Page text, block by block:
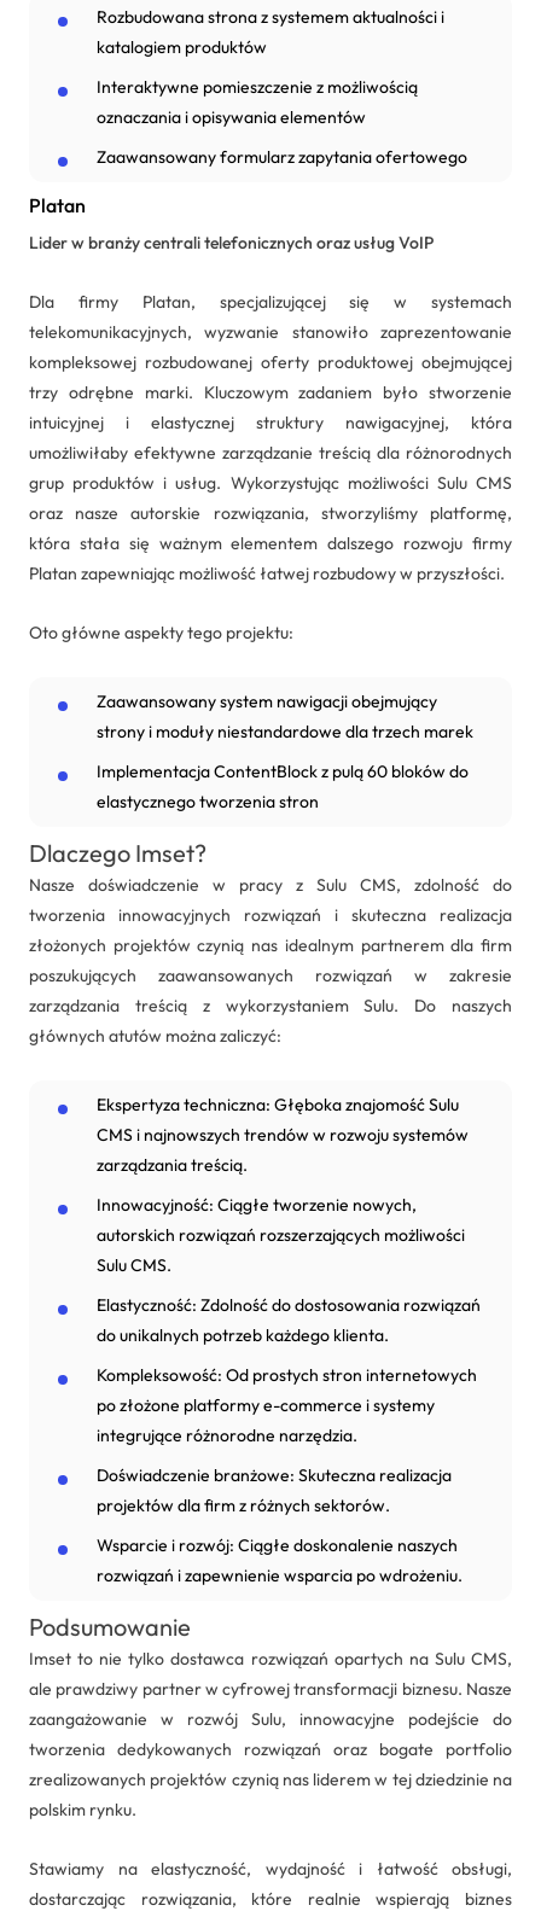
Rozbudowana strona z systemem aktualności i
katalogiem produktów
Interaktywne pomieszczenie z możliwością
oznaczania i opisywania elementów
Zaawansowany formularz zapytania ofertowego
Platan
Lider w branży centrali telefonicznych oraz usług VoIP
Dla firmy Platan, specjalizującej się w systemach
telekomunikacyjnych, wyzwanie stanowiło zaprezentowanie
kompleksowej rozbudowanej oferty produktowej obejmującej
trzy odrębne marki. Kluczowym zadaniem było stworzenie
intuicyjnej i elastycznej struktury nawigacyjnej, która
umożliwiłaby efektywne zarządzanie treścią dla różnorodnych
grup produktów i usług. Wykorzystując możliwości Sulu CMS
oraz nasze autorskie rozwiązania, stworzyliśmy platformę,
która stała się ważnym elementem dalszego rozwoju firmy
Platan zapewniając możliwość łatwej rozbudowy w przyszłości.
Oto główne aspekty tego projektu:
Zaawansowany system nawigacji obejmujący
strony i moduły niestandardowe dla trzech marek
Implementacja ContentBlock z pulą 60 bloków do
elastycznego tworzenia stron
Dlaczego Imset?
Nasze doświadczenie w pracy z Sulu CMS, zdolność do
tworzenia innowacyjnych rozwiązań i skuteczna realizacja
złożonych projektów czynią nas idealnym partnerem dla firm
poszukujących zaawansowanych rozwiązań w zakresie
zarządzania treścią z wykorzystaniem Sulu. Do naszych
głównych atutów można zaliczyć:
Ekspertyza techniczna: Głęboka znajomość Sulu
CMS i najnowszych trendów w rozwoju systemów
zarządzania treścią.
Innowacyjność: Ciągłe tworzenie nowych,
autorskich rozwiązań rozszerzających możliwości
Sulu CMS.
Elastyczność: Zdolność do dostosowania rozwiązań
do unikalnych potrzeb każdego klienta.
Kompleksowość: Od prostych stron internetowych
po złożone platformy e-commerce i systemy
integrujące różnorodne narzędzia.
Doświadczenie branżowe: Skuteczna realizacja
projektów dla firm z różnych sektorów.
Wsparcie i rozwój: Ciągłe doskonalenie naszych
rozwiązań i zapewnienie wsparcia po wdrożeniu.
Podsumowanie
Imset to nie tylko dostawca rozwiązań opartych na Sulu CMS,
ale prawdziwy partner w cyfrowej transformacji biznesu. Nasze
zaangażowanie w rozwój Sulu, innowacyjne podejście do
tworzenia dedykowanych rozwiązań oraz bogate portfolio
zrealizowanych projektów czynią nas liderem w tej dziedzinie na
polskim rynku.
Stawiamy na elastyczność, wydajność i łatwość obsługi,
dostarczając rozwiązania, które realnie wspierają biznes